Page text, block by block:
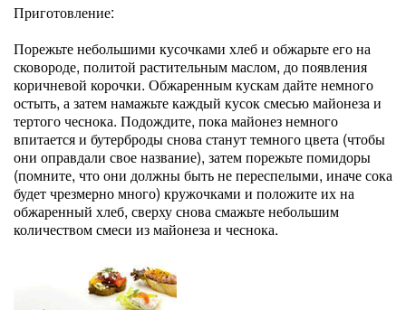
Приготовление:
Порежьте небольшими кусочками хлеб и обжарьте его на
сковороде, политой растительным маслом, до появления
коричневой корочки. Обжаренным кускам дайте немного
остыть, а затем намажьте каждый кусок смесью майонеза и
тертого чеснока. Подождите, пока майонез немного
впитается и бутерброды снова станут темного цвета (чтобы
они оправдали свое название), затем порежьте помидоры
(помните, что они должны быть не переспелыми, иначе сока
будет чрезмерно много) кружочками и положите их на
обжаренный хлеб, сверху снова смажьте небольшим
количеством смеси из майонеза и чеснока.